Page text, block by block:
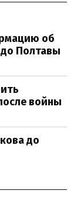
об
Полтавы
войны
до